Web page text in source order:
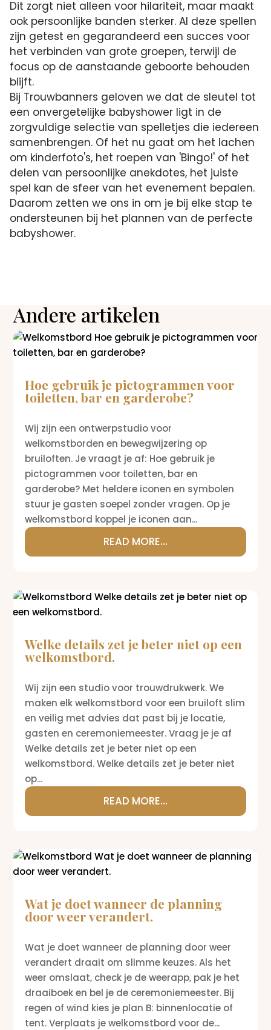
Dit zorgt niet alleen voor hilariteit, maar maakt
ook persoonlijke banden sterker. Al deze spellen
zijn getest en gegarandeerd een succes voor
het verbinden van grote groepen, terwijl de
focus op de aanstaande geboorte behouden
blijft.
Bij Trouwbanners geloven we dat de sleutel tot
een onvergetelijke babyshower ligt in de
zorgvuldige selectie van spelletjes die iedereen
samenbrengen. Of het nu gaat om het lachen
om kinderfoto's, het roepen van 'Bingo!' of het
delen van persoonlijke anekdotes, het juiste
spel kan de sfeer van het evenement bepalen.
Daarom zetten we ons in om je bij elke stap te
ondersteunen bij het plannen van de perfecte
babyshower.
Andere artikelen
Hoe gebruik je pictogrammen voor
toiletten, bar en garderobe?
Wij zijn een ontwerpstudio voor
welkomstborden en bewegwijzering op
bruiloften. Je vraagt je af: Hoe gebruik je
pictogrammen voor toiletten, bar en
garderobe? Met heldere iconen en symbolen
stuur je gasten soepel zonder vragen. Op je
welkomstbord koppel je iconen aan...
READ MORE...
Welke details zet je beter niet op een
welkomstbord.
Wij zijn een studio voor trouwdrukwerk. We
maken elk welkomstbord voor een bruiloft slim
en veilig met advies dat past bij je locatie,
gasten en ceremoniemeester. Vraag je je af
Welke details zet je beter niet op een
welkomstbord. Welke details zet je beter niet
op...
READ MORE...
Wat je doet wanneer de planning
door weer verandert.
Wat je doet wanneer de planning door weer
verandert draait om slimme keuzes. Als het
weer omslaat, check je de weerapp, pak je het
draaiboek en bel je de ceremoniemeester. Bij
regen of wind kies je plan B: binnenlocatie of
tent. Verplaats je welkomstbord voor de...